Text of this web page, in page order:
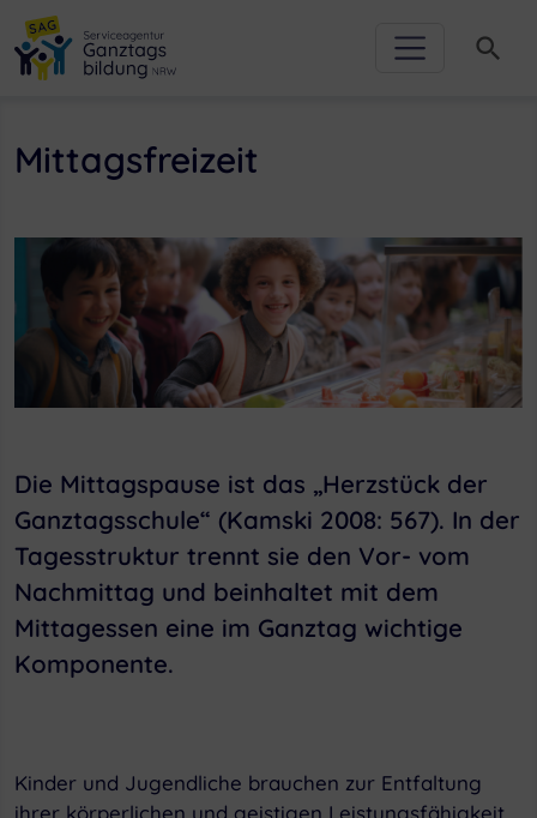
Zur Hauptnavigation
Zum Inhalt
Zum Footer
Zur weiterführenden Informationen
search
Mittagsfreizeit
Die Mittagspause ist das „Herzstück der
Ganztagsschule“ (Kamski 2008: 567). In der
Tagesstruktur trennt sie den Vor- vom
Nachmittag und beinhaltet mit dem
Mittagessen eine im Ganztag wichtige
Komponente.
Kinder und Jugendliche brauchen zur Entfaltung
ihrer körperlichen und geistigen Leistungsfähigkeit